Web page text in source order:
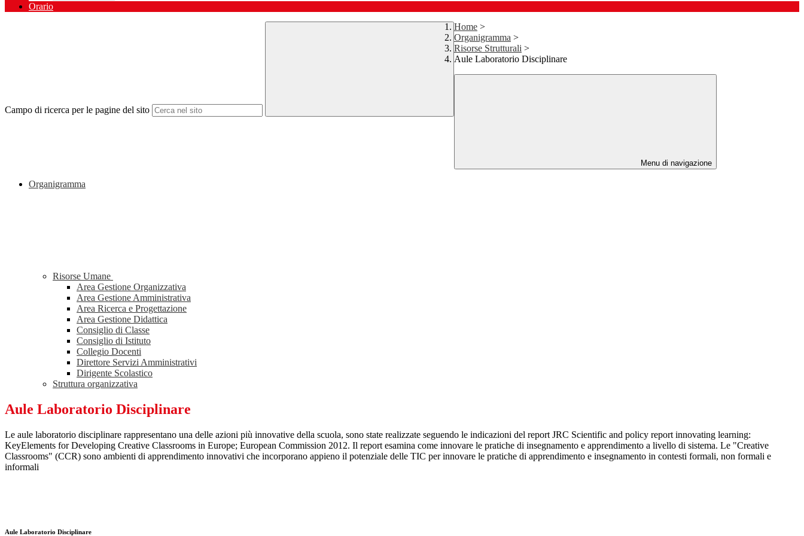
Orario
Campo di ricerca per le pagine del sito
Home >
Organigramma >
Risorse Strutturali >
Aule Laboratorio Disciplinare
Menu di navigazione
Organigramma
Risorse Umane
Area Gestione Organizzativa
Area Gestione Amministrativa
Area Ricerca e Progettazione
Area Gestione Didattica
Consiglio di Classe
Consiglio di Istituto
Collegio Docenti
Direttore Servizi Amministrativi
Dirigente Scolastico
Struttura organizzativa
Aule Laboratorio Disciplinare
Le aule laboratorio disciplinare rappresentano una delle azioni più innovative della scuola, sono state realizzate seguendo le indicazioni del report JRC Scientific and policy report innovating learning:
KeyElements for Developing Creative Classrooms in Europe; European Commission 2012. Il report esamina come innovare le pratiche di insegnamento e apprendimento a livello di sistema. Le "Creative
Classrooms" (CCR) sono ambienti di apprendimento innovativi che incorporano appieno il potenziale delle TIC per innovare le pratiche di apprendimento e insegnamento in contesti formali, non formali e
informali
Aule Laboratorio Disciplinare